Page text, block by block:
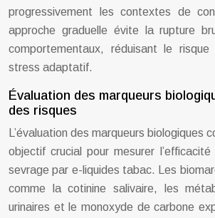
progressivement les contextes de
approche graduelle évite la rupture
comportementaux, réduisant le
stress adaptatif.
Évaluation des marqueurs
des risques
L’évaluation des marqueurs biologiques
objectif crucial pour mesurer
sevrage par e-liquides tabac. Les
comme la cotinine salivaire, les
urinaires et le monoxyde de carbone